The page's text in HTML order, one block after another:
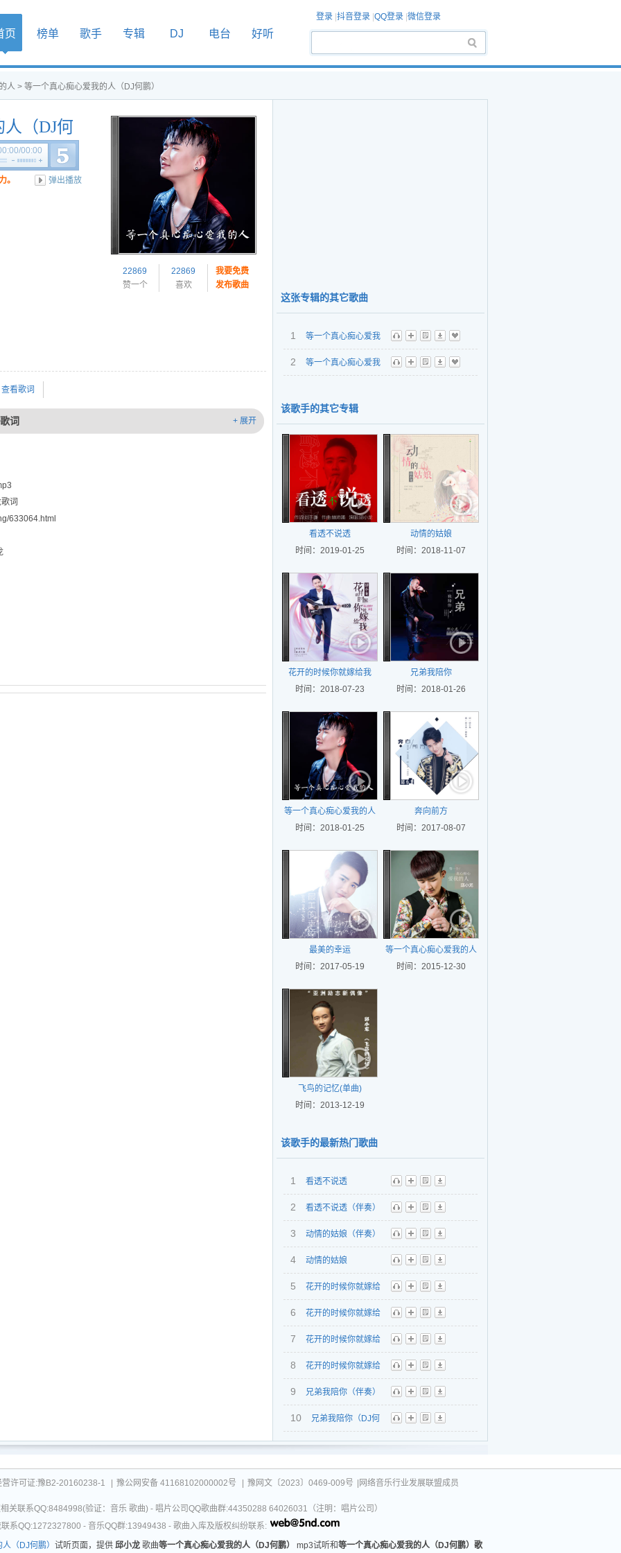
页 榜单 歌手 专辑 DJ 电台 好听
登录 抖音登录 QQ登录 微信登录
人 > 等一个真心痴心爱我的人（DJ何鹏）
（DJ何
/00:00
。 弹出播放
22869
赞一个
22869
喜欢
我要免费
发布歌曲
查看歌词
词 + 展开
词
633064.html
这张专辑的其它歌曲
1 等一个真心痴心爱我
的人（DJ何鹏 伴奏）
听 播 歌 下 收
2 等一个真心痴心爱我
听 播 歌 下 收
该歌手的其它专辑
看透不说透
时间：2019-01-25
动情的姑娘
时间：2018-11-07
花开的时候你就嫁给我
时间：2018-07-23
兄弟我陪你
时间：2018-01-26
等一个真心痴心爱我的人
时间：2018-01-25
奔向前方
时间：2017-08-07
最美的幸运
时间：2017-05-19
等一个真心痴心爱我的人
(单曲)
时间：2015-12-30
飞鸟的记忆(单曲)
时间：2013-12-19
该歌手的最新热门歌曲
1
看透不说透
听
播 歌 下
2
看透不说透（伴奏）
听
播 歌 下
3
动情的姑娘（伴奏）
听
播 歌 下
4
动情的姑娘
听
播 歌 下
5 花开的时候你就嫁给
我（DJ何鹏版 伴奏）
听 播 歌 下
6 花开的时候你就嫁给
我（DJ何鹏版）
听 播 歌 下
7 花开的时候你就嫁给
我（伴奏）
听 播 歌 下
8 花开的时候你就嫁给
我
听 播 歌 下
9
兄弟我陪你（伴奏）
听
播 歌 下
10 兄弟我陪你（DJ何
鹏版 伴奏）
听 播 歌 下
许可证:豫B2-20160238-1 豫公网安备 41168102000002号 豫网文〔2023〕0469-009号 |网络音乐行业发展联盟成员
关联系QQ:8484998(验证：音乐 歌曲) - 唱片公司QQ歌曲群:44350288 64026031（注明：唱片公司）
系QQ:1272327800 - 音乐QQ群:13949438 - 歌曲入库及版权纠纷联系:
（DJ何鹏） 试听页面，提供 邱小龙 歌曲等一个真心痴心爱我的人（DJ何鹏） mp3试听和等一个真心痴心爱我的人（DJ何鹏）歌